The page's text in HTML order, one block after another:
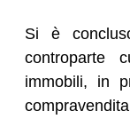
Si è
controparte
immobili, in